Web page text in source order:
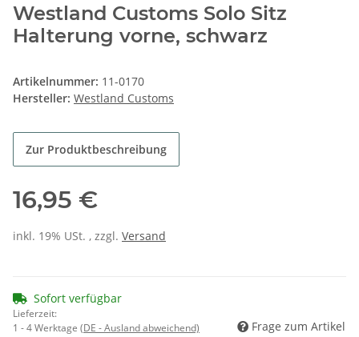
Westland Customs Solo Sitz
Halterung vorne, schwarz
Artikelnummer: 11-0170
Hersteller: Westland Customs
Zur Produktbeschreibung
16,95 €
inkl. 19% USt. , zzgl. Versand
Sofort verfügbar
Lieferzeit:
1 - 4 Werktage (DE - Ausland abweichend) Frage zum Artikel